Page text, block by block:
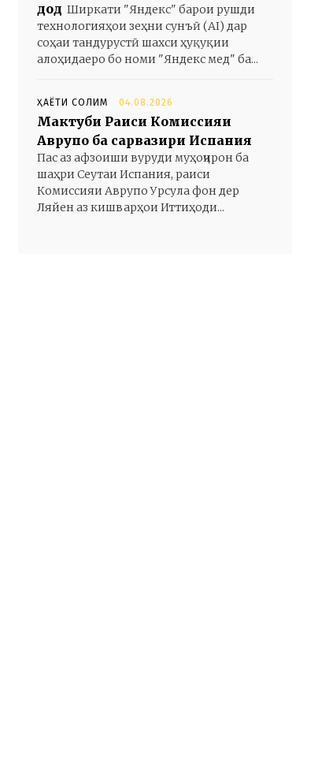
дод Ширкати "Яндекс" барои рушди
технологияҳои зеҳни сунъӣ (AI) дар
соҳаи тандурустӣ шахси ҳуқуқии
алоҳидаеро бо номи "Яндекс мед" ба...
ҲАЁТИ СОЛИМ 04.08.2026
Мактуби Раиси Комиссияи
Аврупо ба сарвазири Испания
Пас аз афзоиши вуруди муҳоҷирон ба
шаҳри Сеутаи Испания, раиси
Комиссияи Аврупо Урсула фон дер
Ляйен аз кишварҳои Иттиҳоди...